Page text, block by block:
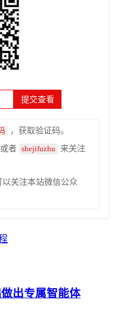
，获取验证码。
或者 shejifuzhu
来关注
关注本站微信公众
出专属智能体